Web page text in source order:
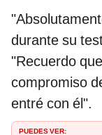
durante su
"Recuerdo
compromiso
entré con él".
PUEDES VER: